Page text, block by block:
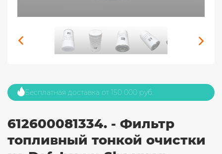
Бесплатная доставка от 150 000 руб.
612600081334. - Фильтр
топливный тонкой очистки